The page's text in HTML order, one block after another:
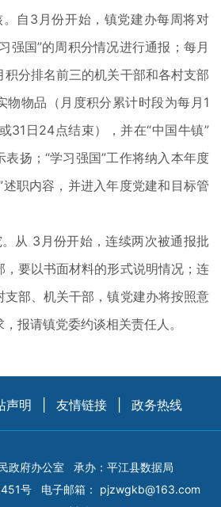
自3月份开始，镇党建办每周将对
强国”的周积分情况进行通报；每月
积分排名前三的机关干部和各村支部
物物品（月度积分累计时段为每月1
31日24点结束），并在“中国牛镇”
扬；“学习强国”工作将纳入本年度
述职内容，并进入年度党建和目标管
从 3月份开始，连续两次被通报批
要以书面材料的形式说明情况；连
部、机关干部，镇党建办将按照意
报请镇党委约谈相关责任人。
声明 友情链接 政务热线
政府办公室
承办：平江县数据局
号 电子邮箱： pjzwgkb@163.com